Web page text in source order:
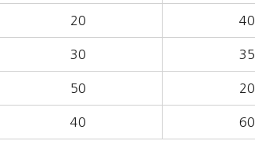
20 40
30 35
50 20
40 60